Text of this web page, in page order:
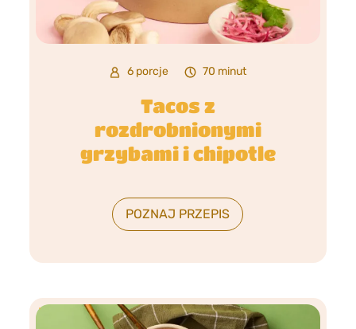
6 porcje 70 minut
Tacos z
rozdrobnionymi
grzybami i chipotle
POZNAJ PRZEPIS